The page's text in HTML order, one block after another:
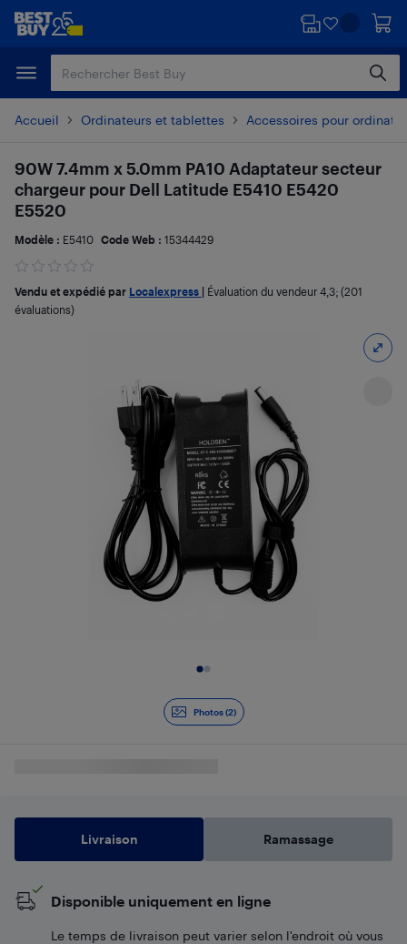
Passer
principal
Passer
Accueil Ordinateurs et tablettes Accessoires pour
Photos (2)
90W 7.4mm x 5.0mm PA10 Adaptateur secteur
chargeur pour Dell Latitude E5410 E5420
E5520
Modèle : E5410 Code Web : 15344429
Vendu et expédié par Localexpress Évaluation du vendeur 4,3; (201
évaluations)
Livraison Ramassage
Disponible uniquement en ligne
Le temps de livraison peut varier selon l'endroit où vous